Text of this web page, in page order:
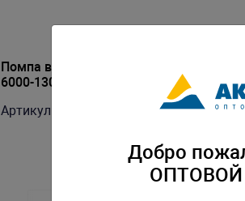
Помпа волновая Seio Wave W120,
6000-13000 л/ч
Артикул: SEI-W120
Добро